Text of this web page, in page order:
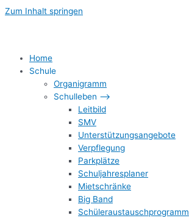
Zum Inhalt springen
Home
Schule
Organigramm
Schulleben –>
Leitbild
SMV
Unterstützungsangebote
Verpflegung
Parkplätze
Schuljahresplaner
Mietschränke
Big Band
Schüleraustauschprogramm